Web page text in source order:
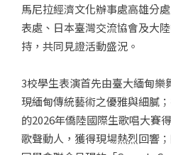
馬尼拉經濟文化辦事處高雄分
表處、日本臺灣交流協會及大
持，共同見證活動盛況。
3校學生表演首先由臺大緬甸樂
現緬甸傳統藝術之優雅與細膩
的2026年僑陸國際生歌唱大賽
歌聲動人，獲得現場熱烈回響